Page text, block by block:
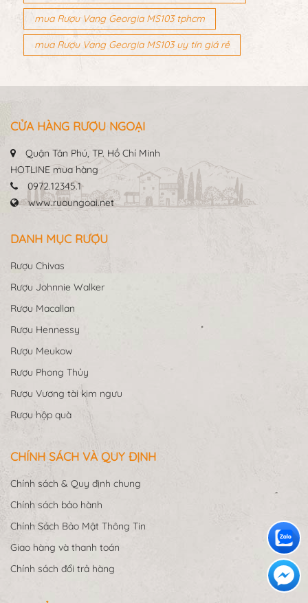
mua Rượu Vang Georgia MS103 tphcm
mua Rượu Vang Georgia MS103 uy tín giá rẻ
CỬA HÀNG RƯỢU NGOẠI
Quận Tân Phú, TP. Hồ Chí Minh
HOTLINE mua hàng
0972.12345.1
www.ruoungoai.net
DANH MỤC RƯỢU
Rượu Chivas
Rượu Johnnie Walker
Rượu Macallan
Rượu Hennessy
Rượu Meukow
Rượu Phong Thủy
Rượu Vương tài kim ngưu
Rượu hộp quà
CHÍNH SÁCH VÀ QUY ĐỊNH
Chính sách & Quy định chung
Chính sách bảo hành
Chính Sách Bảo Mật Thông Tin
Giao hàng và thanh toán
Chính sách đổi trả hàng